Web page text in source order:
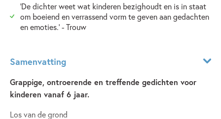
'De dichter weet wat kinderen bezighoudt en is in staat
om boeiend en verrassend vorm te geven aan gedachten
en emoties.' - Trouw
Samenvatting
Grappige, ontroerende en treffende gedichten voor
kinderen vanaf 6 jaar.
Los van de grond